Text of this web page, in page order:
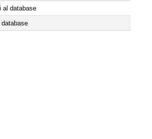
al database